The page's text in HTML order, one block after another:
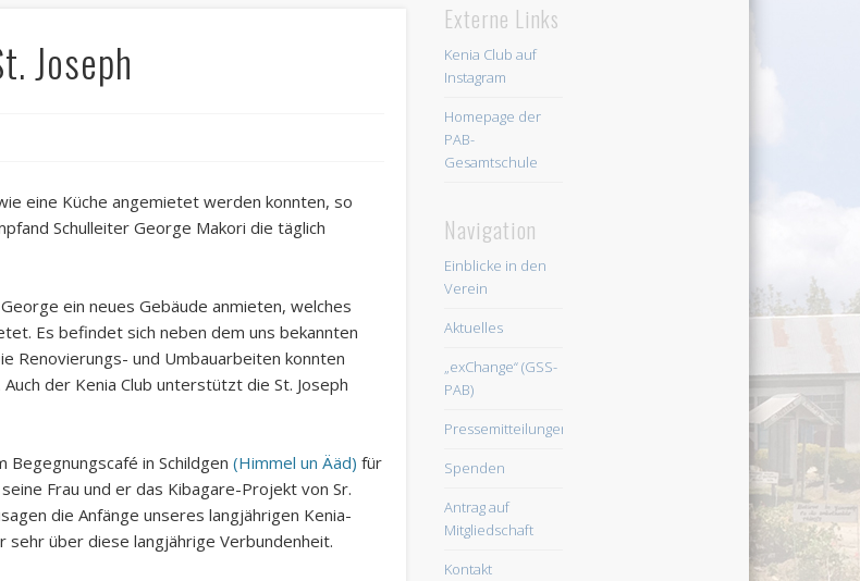
Joseph
eine Küche angemietet werden konnten, so
Schulleiter George Makori die täglich
ein neues Gebäude anmieten, welches
Es befindet sich neben dem uns bekannten
Renovierungs- und Umbauarbeiten konnten
der Kenia Club unterstützt die St. Joseph
Begegnungscafé in Schildgen (Himmel un Ääd) für
Frau und er das Kibagare-Projekt von Sr.
die Anfänge unseres langjährigen Kenia-
über diese langjährige Verbundenheit.
Externe Links
Kenia Club auf
Instagram
Homepage der
PAB-
Gesamtschule
Navigation
Einblicke in den
Verein
Aktuelles
„exChange“ (GSS-
PAB)
Pressemitteilungen
Spenden
Antrag auf
Mitgliedschaft
Kontakt